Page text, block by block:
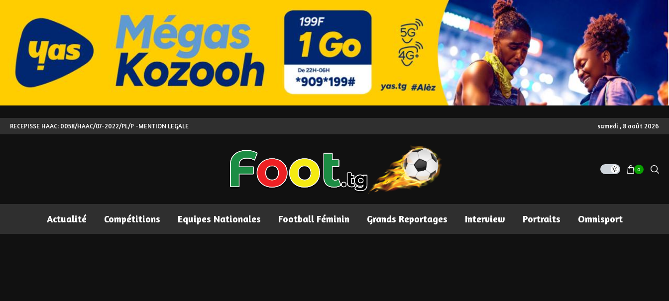
RECEPISSE HAAC: 0058/HAAC/07-2022/PL/P -MENTION LEGALE samedi , 8 août 2026
0
Actualité Compétitions Equipes Nationales Football Féminin Grands Reportages Interview Portraits Omnisport